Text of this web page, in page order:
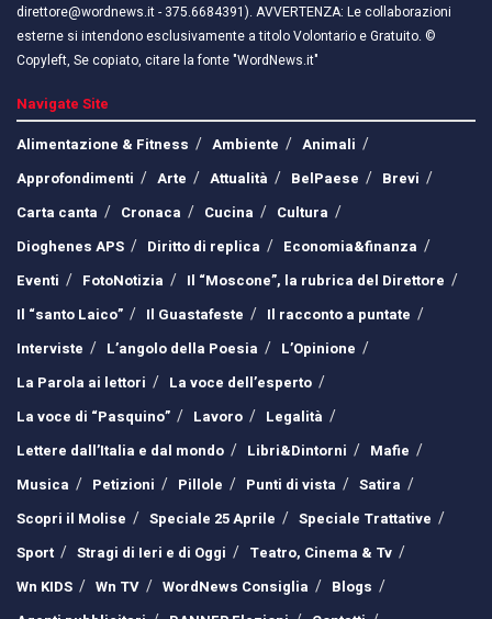
direttore@wordnews.it - ​​375.6684391). AVVERTENZA: Le collaborazioni
esterne si intendono esclusivamente a titolo Volontario e Gratuito. ©
Copyleft, Se copiato, citare la fonte "WordNews.it"
Navigate Site
Alimentazione & Fitness
Ambiente
Animali
Approfondimenti
Arte Attualità BelPaese
Brevi
Carta canta
Cronaca Cucina
Cultura
Dioghenes APS
Diritto di replica
Economia&finanza
Eventi
FotoNotizia
Il “Moscone”, la rubrica del Direttore
Il “santo Laico”
Il Guastafeste
Il racconto a puntate
Interviste
L’angolo della Poesia
L’Opinione
La Parola ai lettori
La voce dell’esperto
La voce di “Pasquino”
Lavoro
Legalità
Lettere dall’Italia e dal mondo
Libri&Dintorni
Mafie
Musica
Petizioni Pillole Punti di vista
Satira
Scopri il Molise
Speciale 25 Aprile
Speciale Trattative
Sport
Stragi di Ieri e di Oggi
Teatro, Cinema & Tv
Wn KIDS
Wn TV WordNews Consiglia
Blogs